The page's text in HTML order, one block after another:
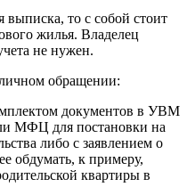
выписка, то с собой стоит
жилья. Владелец
не нужен.
обращении:
документов в УВМ
МФЦ для постановки на
либо с заявлением о
обдумать, к примеру,
квартиры в